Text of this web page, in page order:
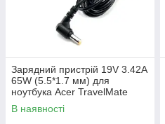
Зарядний пристрій 19V 3.42A
65W (5.5*1.7 мм) для
ноутбука Acer TravelMate
P2510-G2-M
В наявності